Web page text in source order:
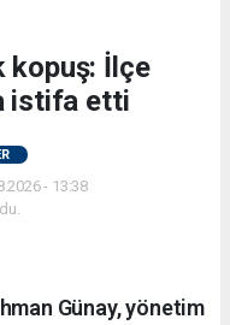
kopuş: İlçe
istifa etti
- 13:38
Günay, yönetim